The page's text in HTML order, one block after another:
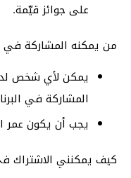
على جوائز قيّمة.
من يمكنه المشاركة في
يمكن لأي شخص
المشاركة في
يجب أن يكون عمر المشارك 18
كيف يمكنني الاشتراك